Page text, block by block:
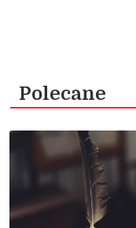
Polecane